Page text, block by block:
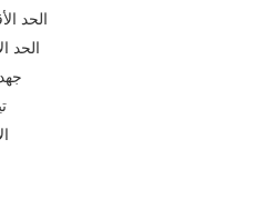
الحد
الحد
جهد